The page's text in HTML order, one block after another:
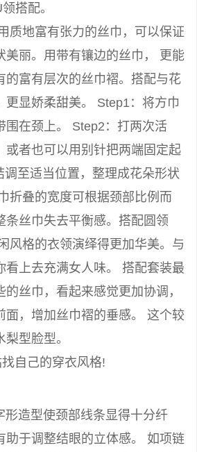
搭配。
质地富有张力的丝巾，可以保证
美丽。用带有镶边的丝巾， 更能
的富有层次的丝巾褶。搭配与花
更显娇柔甜美。 Step1：将方巾
围在颈上。 Step2：打两次活
或者也可以用别针把两端固定起
调至适当位置，整理成花朵形状
折叠的宽度可根据颈部比例而
条丝巾失去平衡感。搭配圆领
风格的衣领演绎得更加华美。与
看上去充满女人味。 搭配套装最
丝巾，看起来感觉更加协调，
面，增加丝巾褶的垂感。 这个较
型脸型。
自己的穿衣风格!
形造型使颈部线条显得十分纤
助于调整结眼的立体感。 如项链